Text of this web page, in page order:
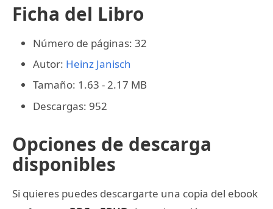
Ficha del Libro
Número de páginas: 32
Autor: Heinz Janisch
Tamaño: 1.63 - 2.17 MB
Descargas: 952
Opciones de descarga
disponibles
Si quieres puedes descargarte una copia del ebook